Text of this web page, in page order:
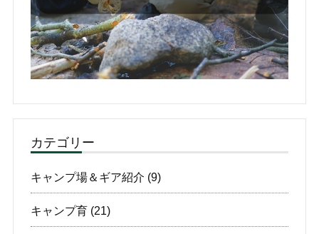
カテゴリー
キャンプ場＆ギア紹介 (9)
キャンプ育 (21)